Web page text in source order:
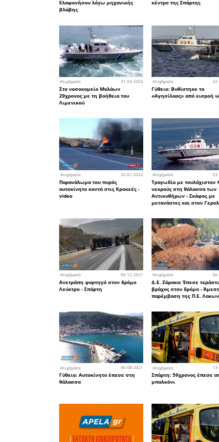
Ατυχήματα
Καραμπόλα με 5
από το Εργατικό Κέντρο
Νεκρός ο οδηγός
λίγο έξω από την
Ατυχήματα
Τροχαίο στη Σπάρτη με
γυναίκα στο νοσοκομείο –